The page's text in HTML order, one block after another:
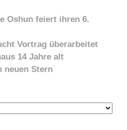
Oshun feiert ihren 6.
Vortrag überarbeitet
14 Jahre alt
neuen Stern